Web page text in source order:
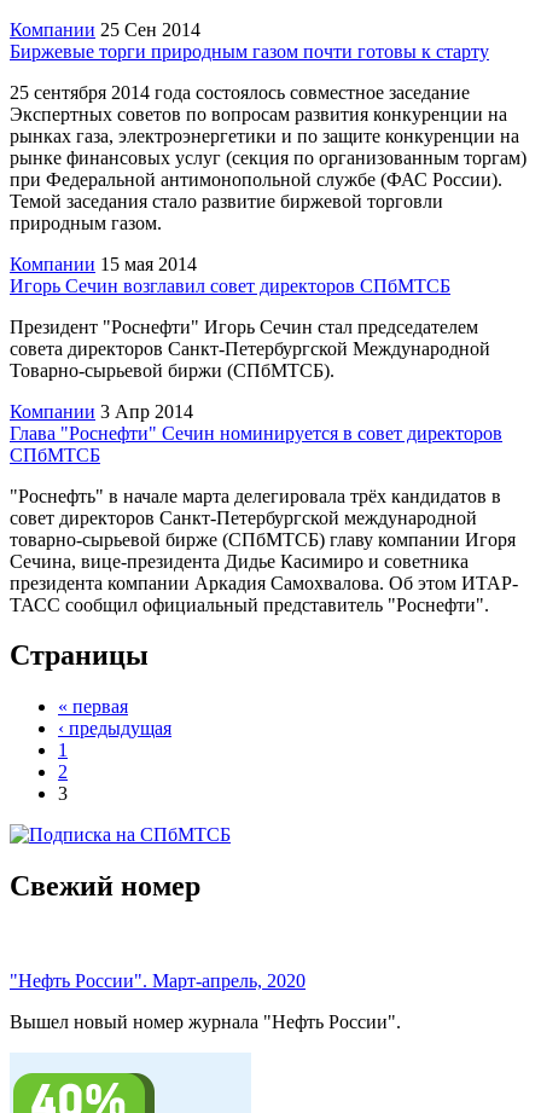
Компании 25 Сен 2014
Биржевые торги природным газом почти готовы к старту
25 сентября 2014 года состоялось совместное заседание
Экспертных советов по вопросам развития конкуренции на
рынках газа, электроэнергетики и по защите конкуренции на
рынке финансовых услуг (секция по организованным торгам)
при Федеральной антимонопольной службе (ФАС России).
Темой заседания стало развитие биржевой торговли
природным газом.
Компании 15 мая 2014
Игорь Сечин возглавил совет директоров СПбМТСБ
Президент "Роснефти" Игорь Сечин стал председателем
совета директоров Санкт-Петербургской Международной
Товарно-сырьевой биржи (СПбМТСБ).
Компании 3 Апр 2014
Глава "Роснефти" Сечин номинируется в совет директоров
СПбМТСБ
"Роснефть" в начале марта делегировала трёх кандидатов в
совет директоров Санкт-Петербургской международной
товарно-сырьевой бирже (СПбМТСБ) главу компании Игоря
Сечина, вице-президента Дидье Касимиро и советника
президента компании Аркадия Самохвалова. Об этом ИТАР-
ТАСС сообщил официальный представитель "Роснефти".
Страницы
« первая
‹ предыдущая
1
2
3
Свежий номер
"Нефть России". Март-апрель, 2020
Вышел новый номер журнала "Нефть России".